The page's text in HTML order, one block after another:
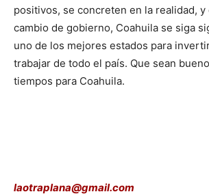
positivos, se concreten en la realidad, y
cambio de gobierno, Coahuila se siga
uno de los mejores estados para
trabajar de todo el país. Que sean
tiempos para Coahuila.
laotraplana@gmail.com